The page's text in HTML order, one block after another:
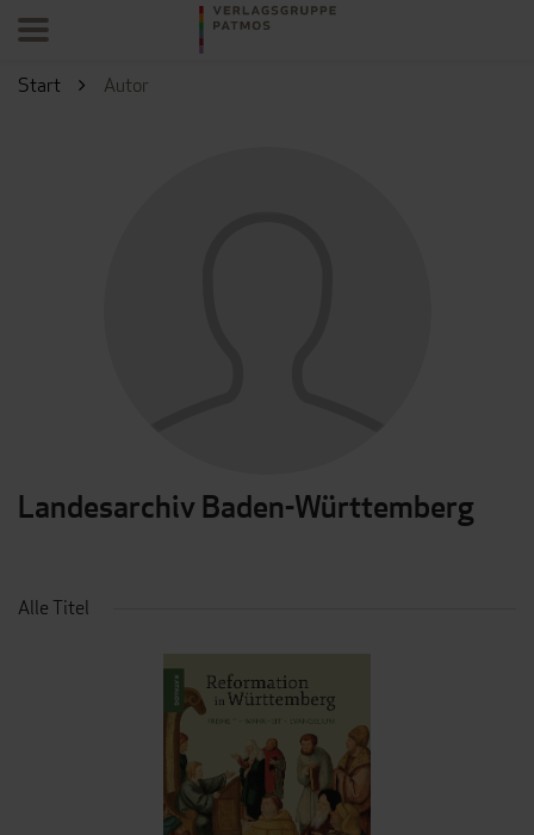
Start Autor
Landesarchiv Baden-Württemberg
Alle Titel